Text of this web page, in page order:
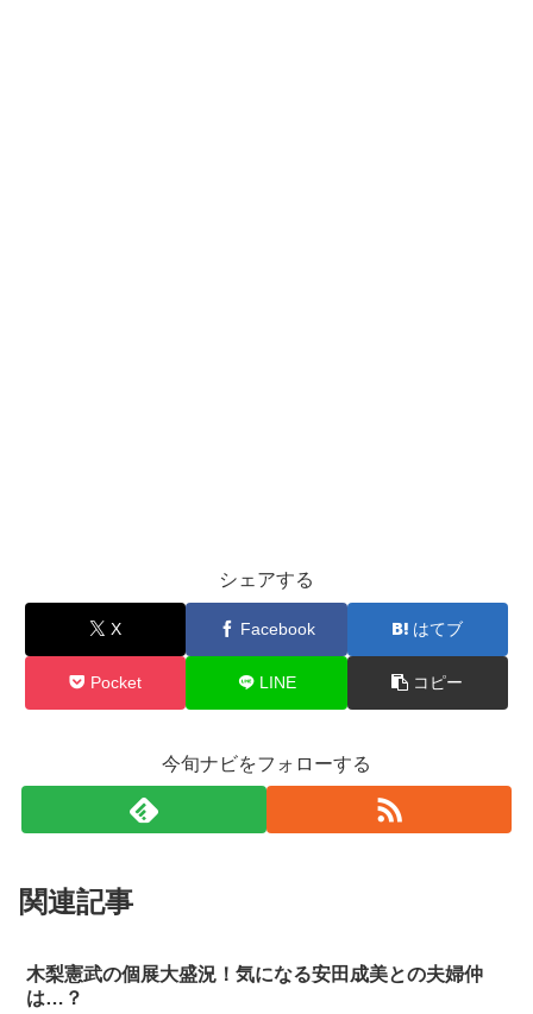
シェアする
X Facebook はてブ
Pocket LINE コピー
今旬ナビをフォローする
関連記事
木梨憲武の個展大盛況！気になる安田成美との夫婦仲
は…？